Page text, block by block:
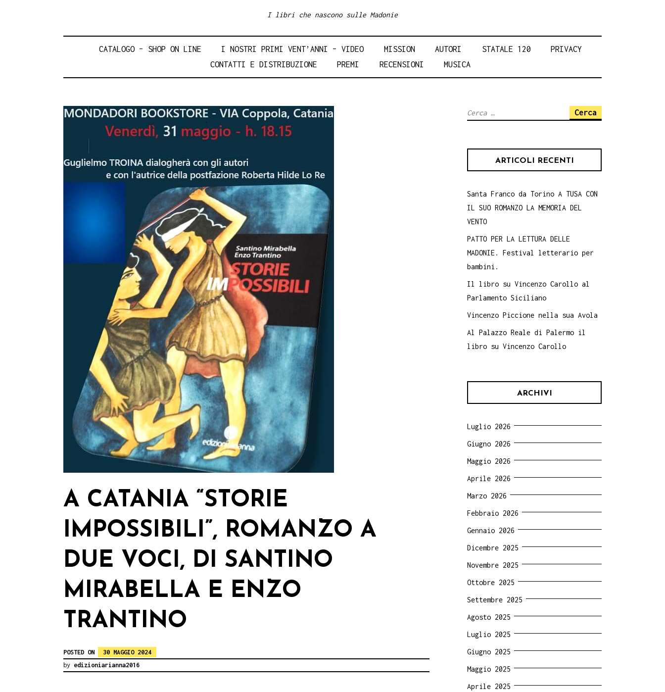
I libri che nascono sulle Madonie
CATALOGO – SHOP ON LINE I NOSTRI PRIMI VENT’ANNI – VIDEO MISSION AUTORI STATALE 120
PRIVACY
CONTATTI E DISTRIBUZIONE
PREMI RECENSIONI MUSICA
A CATANIA “STORIE
IMPOSSIBILI”, ROMANZO A
DUE VOCI, DI SANTINO
MIRABELLA E ENZO
TRANTINO
POSTED ON
30 MAGGIO 2024
by edizioniarianna2016
Ricerca
ARTICOLI RECENTI
Santa Franco da Torino A TUSA CON
IL SUO ROMANZO LA MEMORIA DEL
VENTO
PATTO PER LA LETTURA DELLE
MADONIE. Festival letterario per
bambini.
Il libro su Vincenzo Carollo al
Parlamento Siciliano
Vincenzo Piccione nella sua Avola
Al Palazzo Reale di Palermo il
libro su Vincenzo Carollo
ARCHIVI
Luglio 2026
Giugno 2026
Maggio 2026
Aprile 2026
Marzo 2026
Febbraio 2026
Gennaio 2026
Dicembre 2025
Novembre 2025
Ottobre 2025
Settembre 2025
Agosto 2025
Luglio 2025
Giugno 2025
Maggio 2025
Aprile 2025